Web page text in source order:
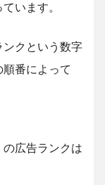
います。
ンクという数字
番によって
広告ランクは